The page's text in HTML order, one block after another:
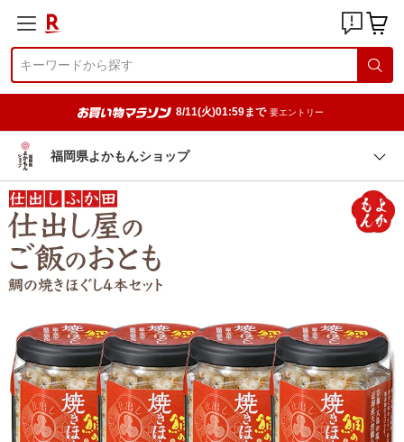
8/11(火)01:59まで 要エントリー
福岡県よかもんショップ